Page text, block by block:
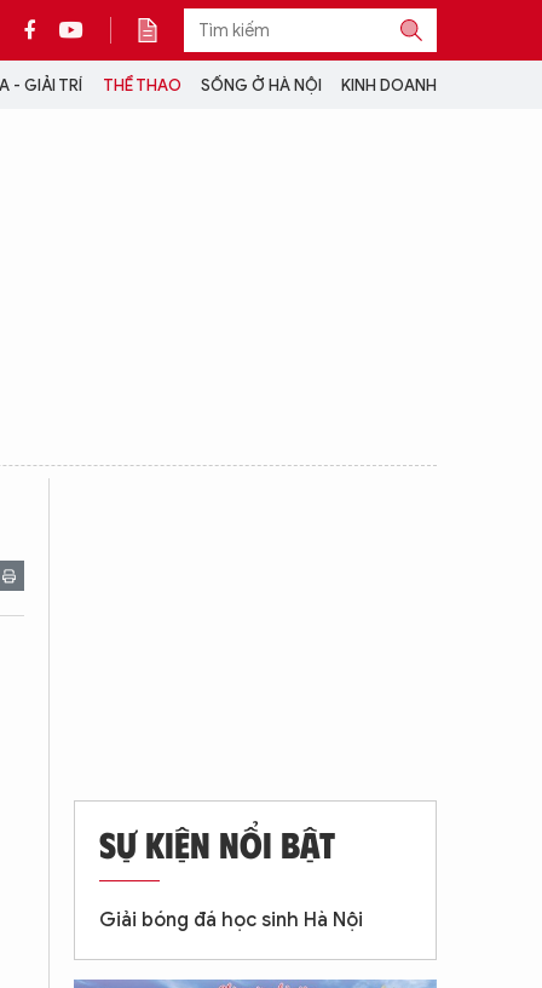
- GIẢI TRÍ THỂ THAO SỐNG Ở HÀ NỘI KINH DOANH
SỰ KIỆN NỔI BẬT
Giải bóng đá học sinh Hà Nội